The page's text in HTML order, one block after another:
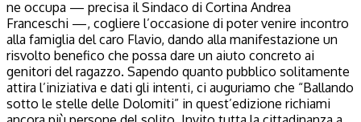
ne occupa — precisa il Sindaco di Cortina Andrea
Franceschi —, cogliere l’occasione di poter venire incontro
alla famiglia del caro Flavio, dando alla manifestazione un
risvolto benefico che possa dare un aiuto concreto ai
genitori del ragazzo. Sapendo quanto pubblico solitamente
attira l’iniziativa e dati gli intenti, ci auguriamo che “Ballando
sotto le stelle delle Dolomiti” in quest’edizione richiami